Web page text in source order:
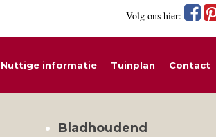
Volg ons hier:
Nuttige informatie Tuinplan Contact
Bladhoudend